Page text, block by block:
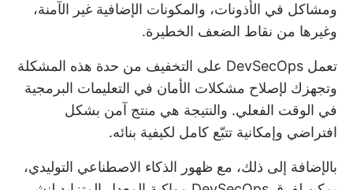
ومشاكل في الأذونات، والمكونات الإضافية غير الآمنة،
وغيرها من نقاط الضعف الخطيرة.
تعمل DevSecOps على التخفيف من حدة هذه المشكلة
وتجهزك لإصلاح مشكلات الأمان في التعليمات البرمجية
في الوقت الفعلي. والنتيجة هي منتج آمن بشكل
افتراضي وإمكانية تتبّع كامل لكيفية بنائه.
بالإضافة إلى ذلك، مع ظهور الذكاء الاصطناعي التوليدي،